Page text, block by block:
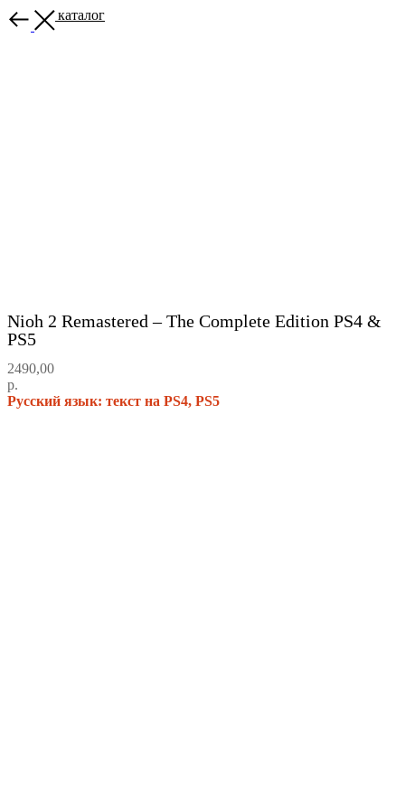
Назад в каталог
Nioh 2 Remastered – The Complete Edition PS4 &
PS5
2490,00
р.
Русский язык: текст на PS4, PS5